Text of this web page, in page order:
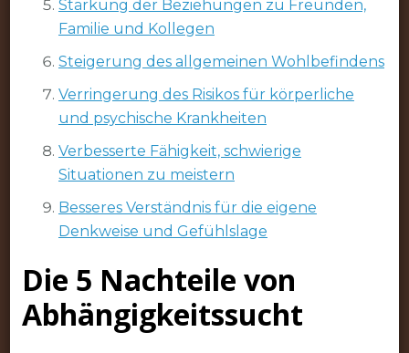
Stärkung der Beziehungen zu Freunden,
Familie und Kollegen
Steigerung des allgemeinen Wohlbefindens
Verringerung des Risikos für körperliche
und psychische Krankheiten
Verbesserte Fähigkeit, schwierige
Situationen zu meistern
Besseres Verständnis für die eigene
Denkweise und Gefühlslage
Die 5 Nachteile von
Abhängigkeitssucht